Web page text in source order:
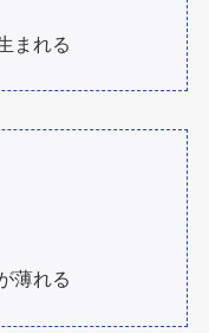
まれる
薄れる